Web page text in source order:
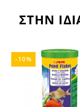
ΣΤΗΝ
-10%